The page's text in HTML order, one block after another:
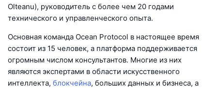
Olteanu), руководитель с более чем 20 годами
технического и управленческого опыта.
Основная команда Ocean Protocol в настоящее время
состоит из 15 человек, а платформа поддерживается
огромным числом консультантов. Многие из них
являются экспертами в области искусственного
интеллекта, блокчейна, больших данных и бизнеса, а